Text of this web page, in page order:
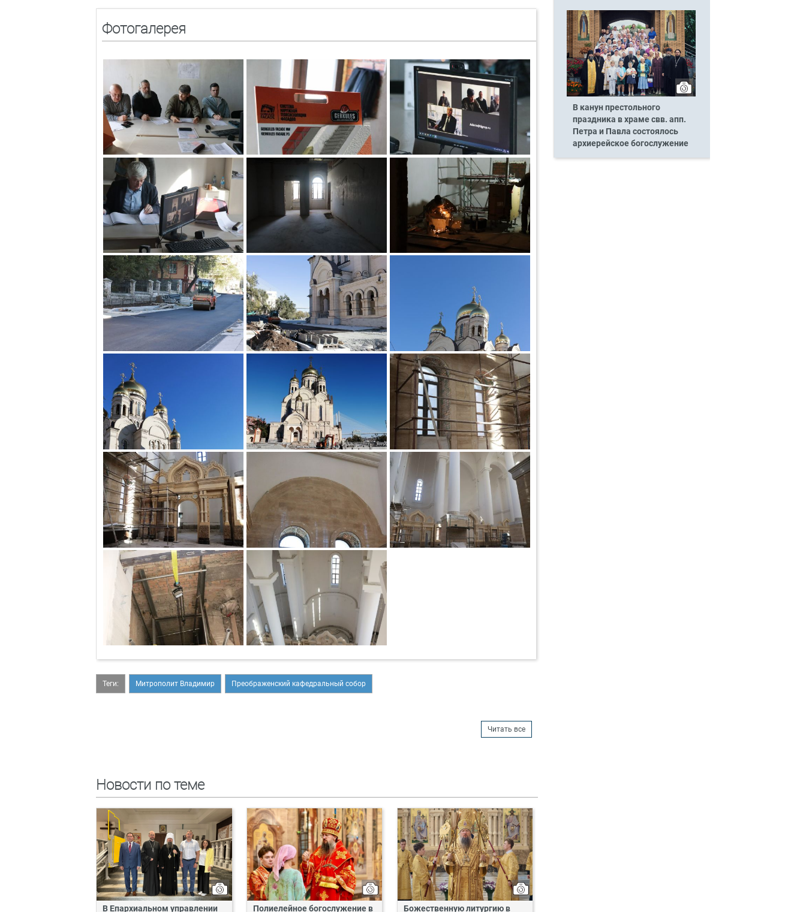
Фотогалерея
Теги: Митрополит Владимир Преображенский кафедральный собор
Читать все
Новости по теме
В Епархиальном управлении Полиелейное богослужение в Божественную литургию в
В канун престольного
праздника в храме свв. апп.
Петра и Павла состоялось
архиерейское богослужение